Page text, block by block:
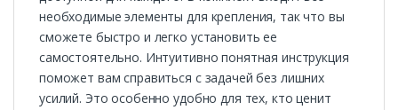
необходимые элементы для крепления, так что вы
сможете быстро и легко установить ее
самостоятельно. Интуитивно понятная инструкция
поможет вам справиться с задачей без лишних
усилий. Это особенно удобно для тех, кто ценит